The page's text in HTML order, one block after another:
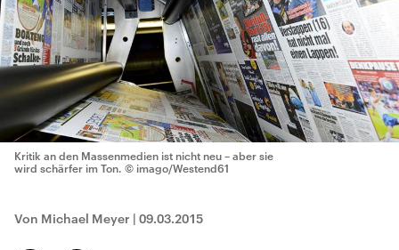
Kritik an den Massenmedien ist nicht neu – aber sie
wird schärfer im Ton. © imago/Westend61
Von Michael Meyer | 09.03.2015